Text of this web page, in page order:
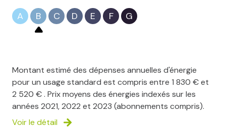
A B C D E F G
Montant estimé des dépenses annuelles d'énergie
pour un usage standard est compris entre 1 830 € et
2 520 € . Prix moyens des énergies indexés sur les
années 2021, 2022 et 2023 (abonnements compris).
Voir le détail